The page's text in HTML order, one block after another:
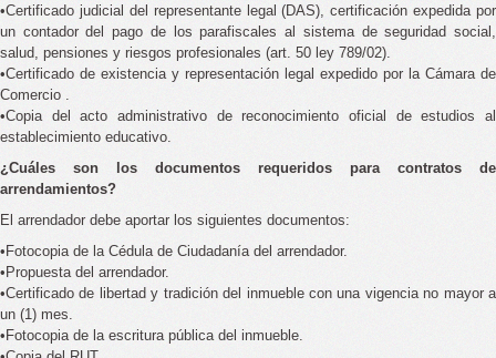
•Certificado judicial del representante legal (DAS), certificación expedida por
un contador del pago de los parafiscales al sistema de seguridad social,
salud, pensiones y riesgos profesionales (art. 50 ley 789/02).
•Certificado de existencia y representación legal expedido por la Cámara de
Comercio .
•Copia del acto administrativo de reconocimiento oficial de estudios al
establecimiento educativo.
¿Cuáles son los documentos requeridos para contratos de
arrendamientos?
El arrendador debe aportar los siguientes documentos:
•Fotocopia de la Cédula de Ciudadanía del arrendador.
•Propuesta del arrendador.
•Certificado de libertad y tradición del inmueble con una vigencia no mayor a
un (1) mes.
•Fotocopia de la escritura pública del inmueble.